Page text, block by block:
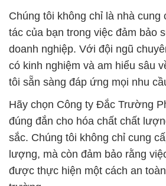
Chúng tôi không chỉ là nhà cung
tác của bạn trong việc đảm bảo
doanh nghiệp. Với đội ngũ
có kinh nghiệm và am hiểu sâu
tôi sẵn sàng đáp ứng mọi nhu
Hãy chọn Công ty Đắc Trường
đúng đắn cho hóa chất chất
sắc. Chúng tôi không chỉ cung
lượng, mà còn đảm bảo rằng
được thực hiện một cách an